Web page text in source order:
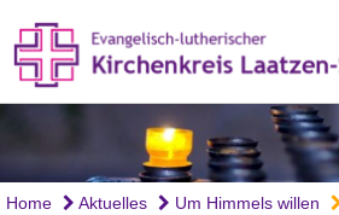
Home Aktuelles Um Himmels willen